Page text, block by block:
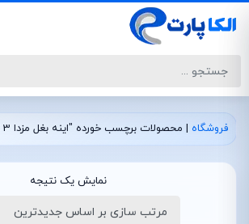
فروشگاه | محصولات برچسب خورده "اینه بغل مزدا 3 نیو استوک"
نمایش یک نتیجه